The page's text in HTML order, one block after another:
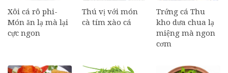
Xôi cá rô phi-
Món ăn lạ mà lại
cực ngon
Thú vị với món
cà tím xào cá
Trứng cá Thu
kho dưa chua lạ
miệng mà ngon
cơm